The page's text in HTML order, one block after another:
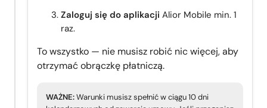
Zaloguj się do aplikacji Alior Mobile min. 1
raz.
To wszystko — nie musisz robić nic więcej, aby
otrzymać obrączkę płatniczą.
WAŻNE:Warunki musisz spełnić w ciągu 10 dni